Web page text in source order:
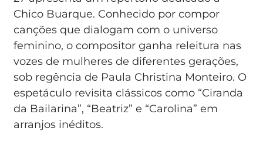
Chico Buarque. Conhecido por compor
canções que dialogam com o universo
feminino, o compositor ganha releitura nas
vozes de mulheres de diferentes gerações,
sob regência de Paula Christina Monteiro. O
espetáculo revisita clássicos como “Ciranda
da Bailarina”, “Beatriz” e “Carolina” em
arranjos inéditos.